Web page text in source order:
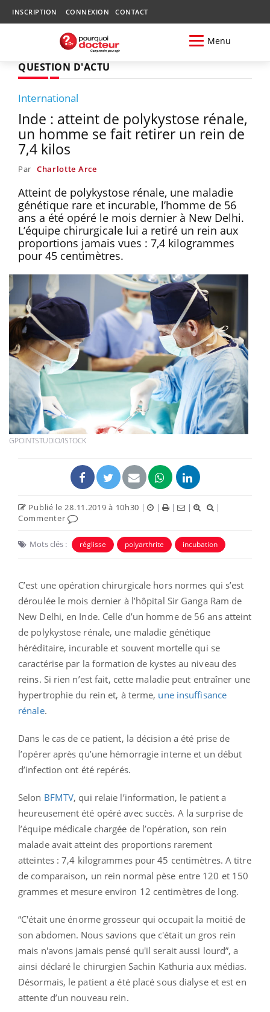
INSCRIPTION CONNEXION CONTACT
Menu
QUESTION D'ACTU
International
Inde : atteint de polykystose rénale,
un homme se fait retirer un rein de
7,4 kilos
Par Charlotte Arce
Atteint de polykystose rénale, une maladie
génétique rare et incurable, l’homme de 56
ans a été opéré le mois dernier à New Delhi.
L’équipe chirurgicale lui a retiré un rein aux
proportions jamais vues : 7,4 kilogrammes
pour 45 centimètres.
GPOINTSTUDIO/ISTOCK
Publié le 28.11.2019 à 10h30 | | | |
|
Commenter
Mots clés : réglisse polyarthrite incubation
C’est une opération chirurgicale hors normes qui s’est
déroulée le mois dernier à l’hôpital Sir Ganga Ram de
New Delhi, en Inde. Celle d’un homme de 56 ans atteint
de polykystose rénale, une maladie génétique
héréditaire, incurable et souvent mortelle qui se
caractérise par la formation de kystes au niveau des
reins. Si rien n’est fait, cette maladie peut entraîner une
hypertrophie du rein et, à terme, une insuffisance
rénale.
Dans le cas de ce patient, la décision a été prise de
l’opérer après qu’une hémorragie interne et un début
d’infection ont été repérés.
Selon BFMTV, qui relaie l’information, le patient a
heureusement été opéré avec succès. A la surprise de
l’équipe médicale chargée de l’opération, son rein
malade avait atteint des proportions rarement
atteintes : 7,4 kilogrammes pour 45 centimètres. A titre
de comparaison, un rein normal pèse entre 120 et 150
grammes et mesure environ 12 centimètres de long.
“C'était une énorme grosseur qui occupait la moitié de
son abdomen. Nous savions que c'était un gros rein
mais n'avons jamais pensé qu'il serait aussi lourd”, a
ainsi déclaré le chirurgien Sachin Kathuria aux médias.
Désormais, le patient a été placé sous dialyse et est en
attente d’un nouveau rein.